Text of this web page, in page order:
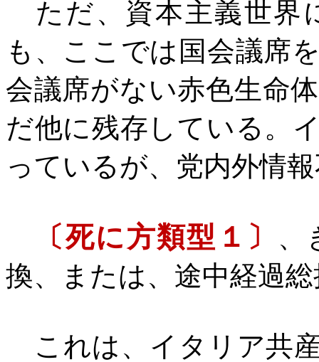
ただ、資本主義世界
も、ここでは国会議席
会議席がない赤色生命
だ他に残存している。
っているが、党内外情
〔死に方類型１〕
、
換、または、途中経過
これは、イタリア共